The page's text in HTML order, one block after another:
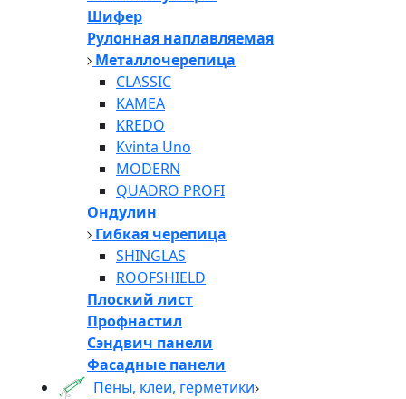
Шифер
Рулонная наплавляемая
Металлочерепица
CLASSIC
KAMEA
KREDO
Kvinta Uno
MODERN
QUADRO PROFI
Ондулин
Гибкая черепица
SHINGLAS
ROOFSHIELD
Плоский лист
Профнастил
Сэндвич панели
Фасадные панели
Пены, клеи, герметики